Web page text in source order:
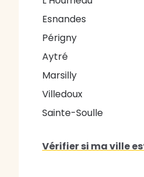
Esnandes
Périgny
Aytré
Marsilly
Villedoux
Sainte-Soulle
Vérifier si ma ville